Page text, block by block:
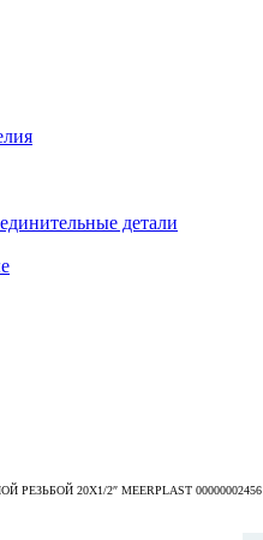
детали
20Х1/2″ MEERPLAST 00000002456